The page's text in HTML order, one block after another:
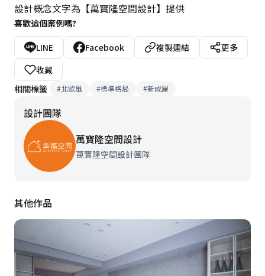
設計概念文字為【萬寶隆空間設計】提供
喜歡這個案例嗎?
LINE Facebook 複製連結
更多
收藏
相關標籤
#北歐風 #標準格局 #新成屋
設計團隊
萬寶隆空間設計
萬寶隆空間設計團隊
其他作品